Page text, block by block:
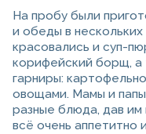
На пробу были
и обеды в
красовались и суп-
корифейский борщ, а
гарниры:
овощами. Мамы и
разные блюда, дав им
всё очень аппетитно